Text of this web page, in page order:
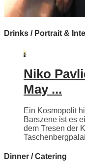
Drinks / Portrait &
Niko
May ...
Ein Kosmopolit
Barszene ist es
dem Tresen der
Dinner / Catering